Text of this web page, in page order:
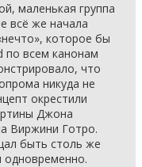
маленькая группа
всё же начала
которое бы
по всем канонам
что
никуда не
окрестили
Джона
Виржини Готро.
быть столь же